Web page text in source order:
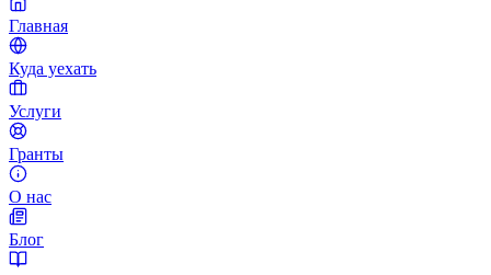
Главная
Куда уехать
Услуги
Гранты
О нас
Блог